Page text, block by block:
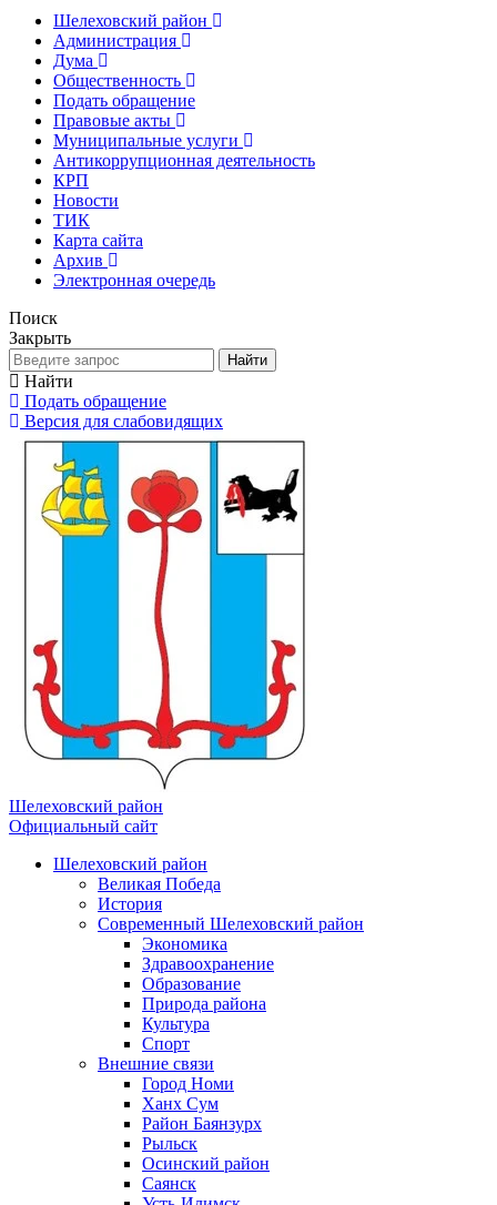
Шелеховский район
Администрация
Дума
Общественность
Подать обращение
Правовые акты
Муниципальные услуги
Антикоррупционная деятельность
КРП
Новости
ТИК
Карта сайта
Архив
Электронная очередь
Поиск
Закрыть
Найти
Найти
Подать обращение
Версия для слабовидящих
Шелеховский район
Официальный сайт
Шелеховский район
Великая Победа
История
Современный Шелеховский район
Экономика
Здравоохранение
Образование
Природа района
Культура
Спорт
Внешние связи
Город Номи
Ханх Сум
Район Баянзурх
Рыльск
Осинский район
Саянск